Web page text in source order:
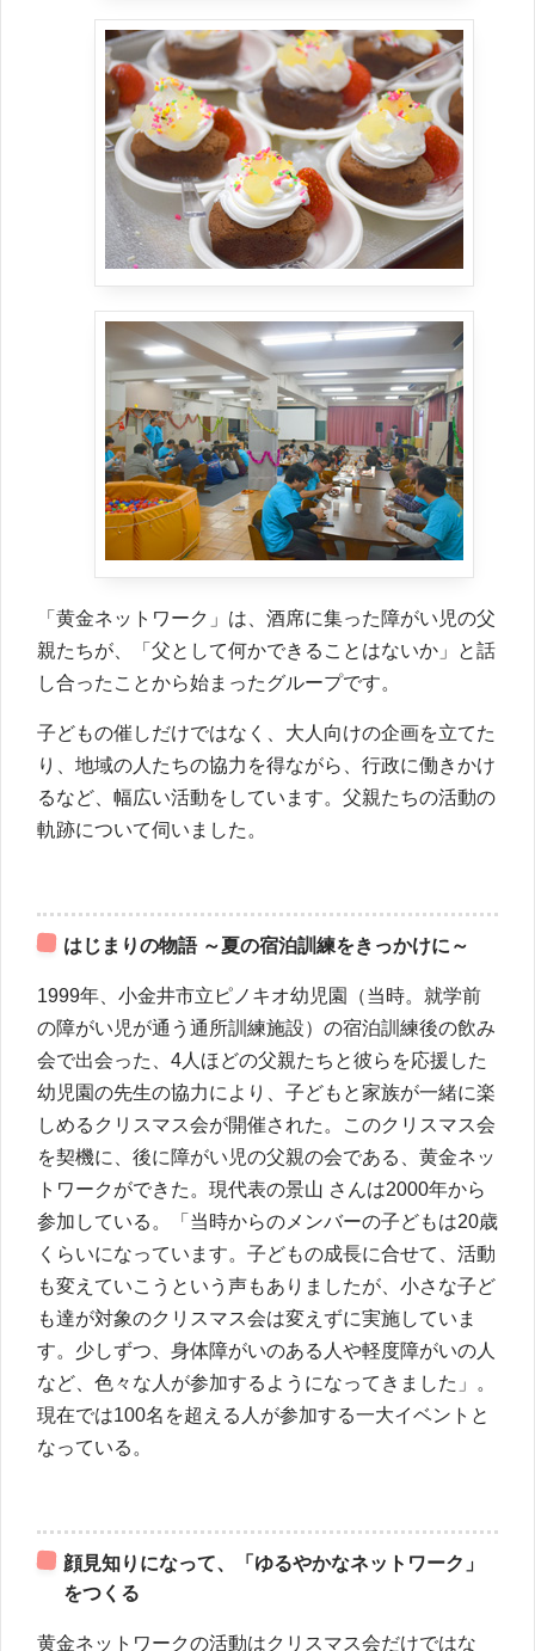
「黄金ネットワーク」は、酒席に集った障がい児の父
親たちが、「父として何かできることはないか」と話
し合ったことから始まったグループです。
子どもの催しだけではなく、大人向けの企画を立てた
り、地域の人たちの協力を得ながら、行政に働きかけ
るなど、幅広い活動をしています。父親たちの活動の
軌跡について伺いました。
はじまりの物語 ～夏の宿泊訓練をきっかけに～
1999年、小金井市立ピノキオ幼児園（当時。就学前
の障がい児が通う通所訓練施設）の宿泊訓練後の飲み
会で出会った、4人ほどの父親たちと彼らを応援した
幼児園の先生の協力により、子どもと家族が一緒に楽
しめるクリスマス会が開催された。このクリスマス会
を契機に、後に障がい児の父親の会である、黄金ネッ
トワークができた。現代表の景山 さんは2000年から
参加している。「当時からのメンバーの子どもは20歳
くらいになっています。子どもの成長に合せて、活動
も変えていこうという声もありましたが、小さな子ど
も達が対象のクリスマス会は変えずに実施していま
す。少しずつ、身体障がいのある人や軽度障がいの人
など、色々な人が参加するようになってきました」。
現在では100名を超える人が参加する一大イベントと
なっている。
顔見知りになって、「ゆるやかなネットワーク」
をつくる
黄金ネットワークの活動はクリスマス会だけではな